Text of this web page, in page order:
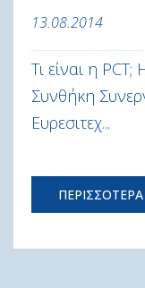
13.08.2014
Τι είναι η PCT;
Συνθήκη
Ευρεσιτεχ...
ΠΕΡΙΣΣΟΤΕΡΑ